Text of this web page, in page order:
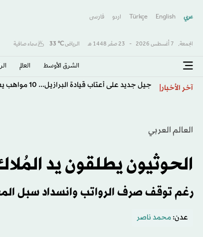
عربي English
Türkçe اردو فارسى
الجمعة, 7 أغسطس 2026 - 23 صفَر 1448 هـ الرياض℃
33 سماء صافية
الشرق الأوسط​ العالم
آخر الأخبار جيل جديد على أعتاب قيادة البرازيل... 10 مواهب يعوّل عليها أنشيلوتي
العالم العربي
الحوثيون يطلقون يد
رغم توقف صرف الرواتب وانسداد سبل
عدن: محمد ناصر